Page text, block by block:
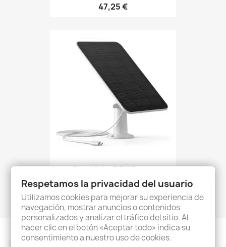
47,25 €
Panel Solar 3.5W Para...
14,90 €
FacebookTwitter Rss YouTubePinterestInstagram
Respetamos la privacidad del usuario
Utilizamos cookies para mejorar su experiencia de
navegación, mostrar anuncios o contenidos
personalizados y analizar el tráfico del sitio. Al
hacer clic en el botón «Aceptar todo» indica su
consentimiento a nuestro uso de cookies.